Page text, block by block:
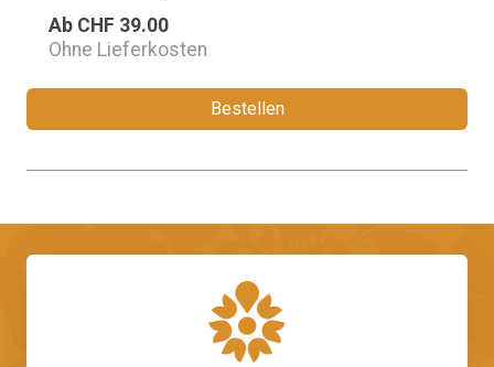
Ab CHF 39.00
Ohne Lieferkosten
Bestellen